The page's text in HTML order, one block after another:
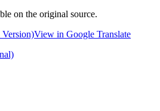
on the original source.
View in Google Translate